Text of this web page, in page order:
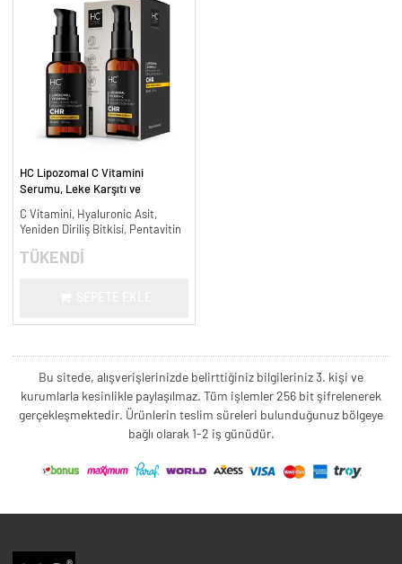
HC Lipozomal C Vitamini
Serumu, Leke Karşıtı ve
C Vitamini, Hyaluronic Asit,
Yeniden Diriliş Bitkisi, Pentavitin
TÜKENDİ
Bu sitede, alışverişlerinizde belirttiğiniz bilgileriniz 3. kişi ve
kurumlarla kesinlikle paylaşılmaz. Tüm işlemler 256 bit şifrelenerek
gerçekleşmektedir. Ürünlerin teslim süreleri bulunduğunuz bölgeye
bağlı olarak 1-2 iş günüdür.